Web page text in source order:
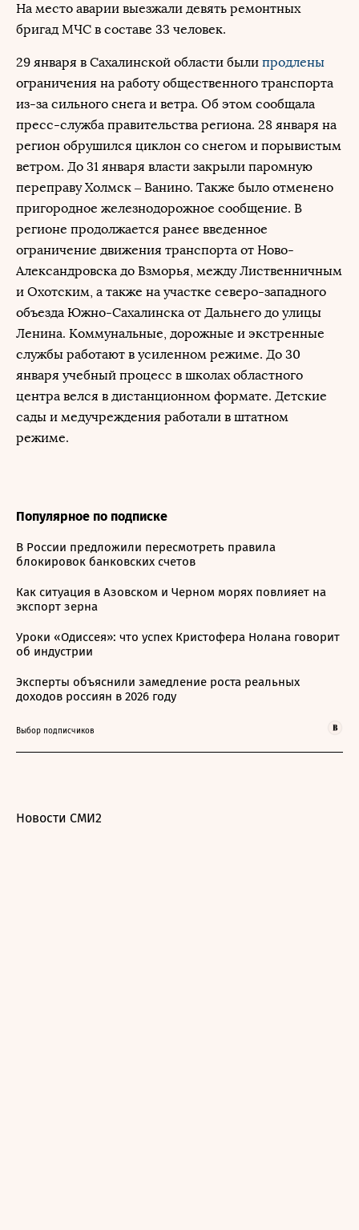
На место аварии выезжали девять ремонтных
бригад МЧС в составе 33 человек.
29 января в Сахалинской области были продлены
ограничения на работу общественного транспорта
из-за сильного снега и ветра. Об этом сообщала
пресс-служба правительства региона. 28 января на
регион обрушился циклон со снегом и порывистым
ветром. До 31 января власти закрыли паромную
переправу Холмск – Ванино. Также было отменено
пригородное железнодорожное сообщение. В
регионе продолжается ранее введенное
ограничение движения транспорта от Ново-
Александровска до Взморья, между Лиственничным
и Охотским, а также на участке северо-западного
объезда Южно-Сахалинска от Дальнего до улицы
Ленина. Коммунальные, дорожные и экстренные
службы работают в усиленном режиме. До 30
января учебный процесс в школах областного
центра велся в дистанционном формате. Детские
сады и медучреждения работали в штатном
режиме.
Популярное по подписке
В России предложили пересмотреть правила
блокировок банковских счетов
Как ситуация в Азовском и Черном морях повлияет на
экспорт зерна
Уроки «Одиссея»: что успех Кристофера Нолана говорит
об индустрии
Эксперты объяснили замедление роста реальных
доходов россиян в 2026 году
Выбор подписчиков
Новости СМИ2